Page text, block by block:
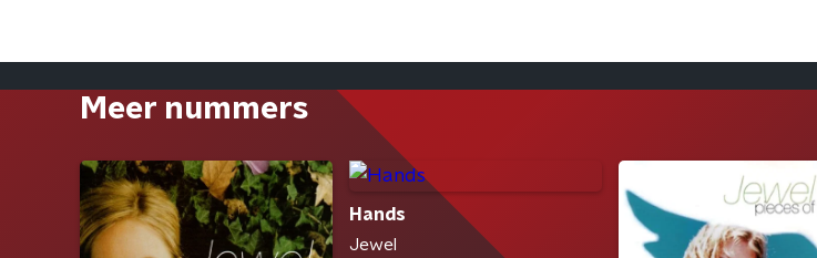
Meer nummers
Hands
Jewel